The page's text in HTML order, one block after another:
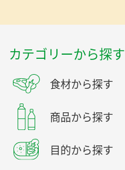
カテゴリーから探す
食材から探す
商品から探す
目的から探す